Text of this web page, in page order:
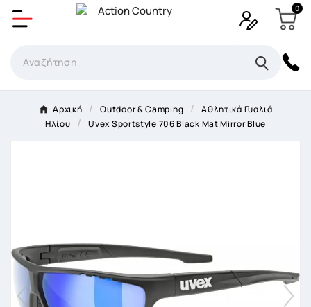
0
Αρχική Outdoor & Camping
Αθλητικά Γυαλιά
Ηλίου
Uvex Sportstyle 706 Black Mat Mirror Blue
Δημιουργία λίστα επιθυμητών
×
Όνομα Λίστα επιθυμιτών
Ακύρωση Δημιουργία λίστα επιθυμητών